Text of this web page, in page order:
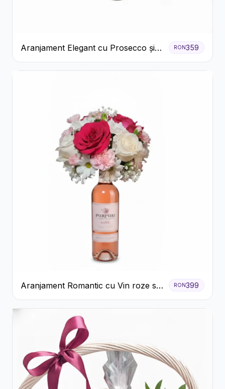
Aranjament Elegant cu Prosecco și
Flori Galbene.
RON359
Aranjament Romantic cu Vin roze si
Flori pastel
RON399